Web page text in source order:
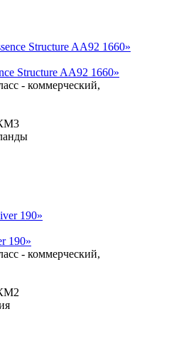
Structure AA92 1660»
- коммерческий,
190»
- коммерческий,